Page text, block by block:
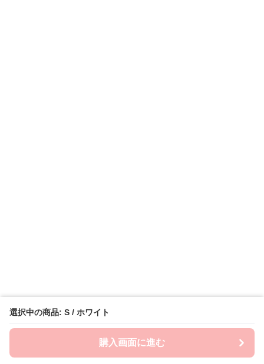
選択中の商品: S / ホワイト
購入画面に進む